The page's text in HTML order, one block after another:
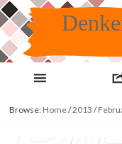
Skip
to
content
Browse: Home/2013 /